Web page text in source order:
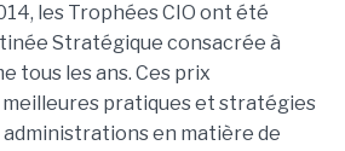
les Trophées CIO ont été
Stratégique consacrée à
tous les ans. Ces prix
pratiques et stratégies
en matière de